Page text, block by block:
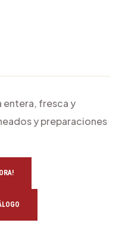
entera, fresca y
y preparaciones